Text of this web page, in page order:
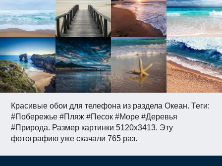
Красивые обои для телефона из раздела Океан. Теги:
#Побережье #Пляж #Песок #Море #Деревья
#Природа. Размер картинки 5120x3413. Эту
фотографию уже скачали 765 раз.